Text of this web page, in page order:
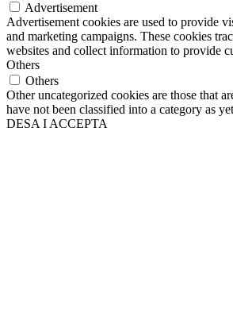
Advertisement
Advertisement cookies are used to provide
and marketing campaigns. These cookies
websites and collect information to provide
Others
Others
Other uncategorized cookies are those that
have not been classified into a category as
DESA I ACCEPTA